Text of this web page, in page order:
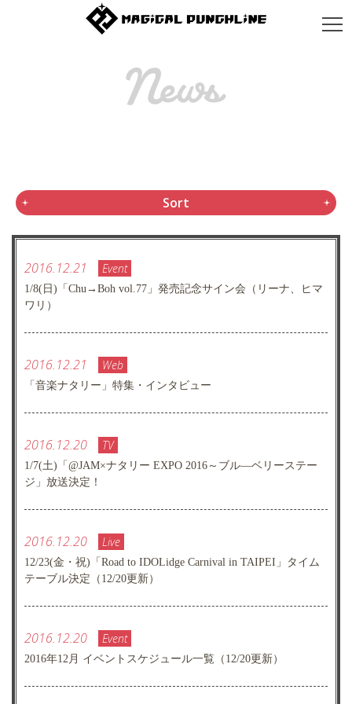
Sort
2016.12.21 Event
1/8(日)「Chu→Boh vol.77」発売記念サイン会（リーナ、ヒマ
ワリ）
2016.12.21 Web
「音楽ナタリー」特集・インタビュー
2016.12.20 TV
1/7(土)「@JAM×ナタリー EXPO 2016～ブル―ベリーステー
ジ」放送決定！
2016.12.20 Live
12/23(金・祝)「Road to IDOLidge Carnival in TAIPEI」タイム
テーブル決定（12/20更新）
2016.12.20 Event
2016年12月 イベントスケジュール一覧（12/20更新）